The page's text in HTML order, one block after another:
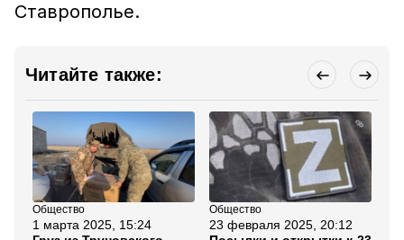
Ставрополье.
Читайте также:
Общество
1 марта 2025, 15:24
Общество
23 февраля 2025, 20:12